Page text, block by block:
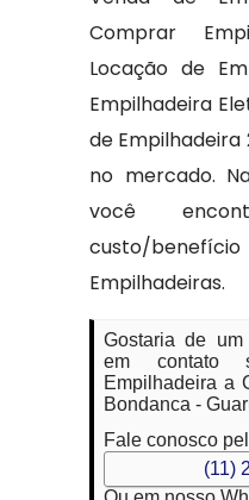
Comprar
Locação de
Empilhadeira
de
no mercado.
você
custo/
Empilhadeiras.
Gostaria de
em contato
Empilhadeira a
Bondanca -
Fale conosco
(11)